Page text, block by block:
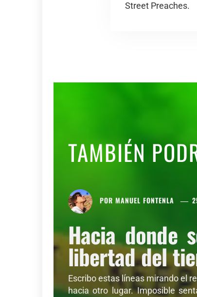
Street Preaches.
TAMBIÉN
POR MANUEL FONTENLA
Hacia donde
libertad del
Escribo estas líneas mirando el
hacia otro lugar. Imposible